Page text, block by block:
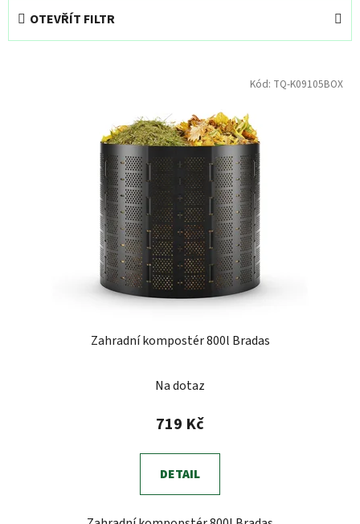
OTEVŘÍT FILTR
Zahradní kompostér 800l Bradas
Na dotaz
719 Kč
DETAIL
Kód: TQ-K09105BOX